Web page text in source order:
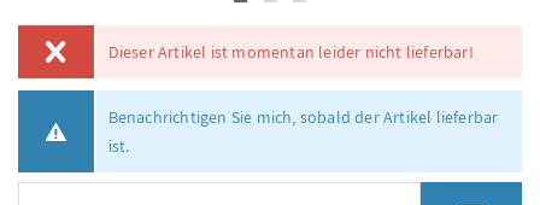
Dieser Artikel ist momentan leider nicht lieferbar!
Benachrichtigen Sie mich, sobald der Artikel lieferbar
ist.